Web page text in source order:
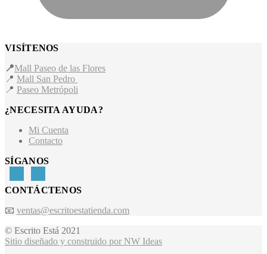
VISÍTENOS
📍Mall Paseo de las Flores
📍 Mall San Pedro
📍 Paseo Metrópoli
¿NECESITA AYUDA?
Mi Cuenta
Contacto
SÍGANOS
CONTÁCTENOS
📧 ventas@escritoestatienda.com
© Escrito Está 2021
Sitio diseñado y construido por NW Ideas